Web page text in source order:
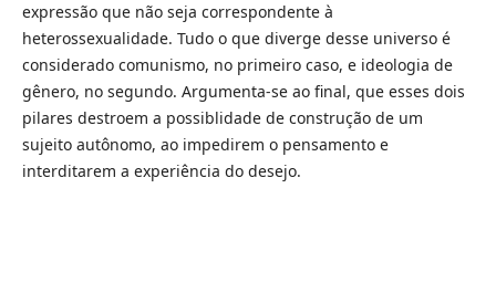
expressão que não seja correspondente à
heterossexualidade. Tudo o que diverge desse universo é
considerado comunismo, no primeiro caso, e ideologia de
gênero, no segundo. Argumenta-se ao final, que esses dois
pilares destroem a possiblidade de construção de um
sujeito autônomo, ao impedirem o pensamento e
interditarem a experiência do desejo.